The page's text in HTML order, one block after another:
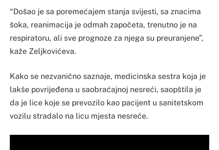
“Došao je sa poremećajem stanja svijesti, sa znacima
šoka, reanimacija je odmah započeta, trenutno je na
respiratoru, ali sve prognoze za njega su preuranjene”,
kaže Zeljkovićeva.
Kako se nezvanično saznaje, medicinska sestra koja je
lakše povrijeđena u saobraćajnoj nesreći, saopštila je
da je lice koje se prevozilo kao pacijent u sanitetskom
vozilu stradalo na licu mjesta nesreće.